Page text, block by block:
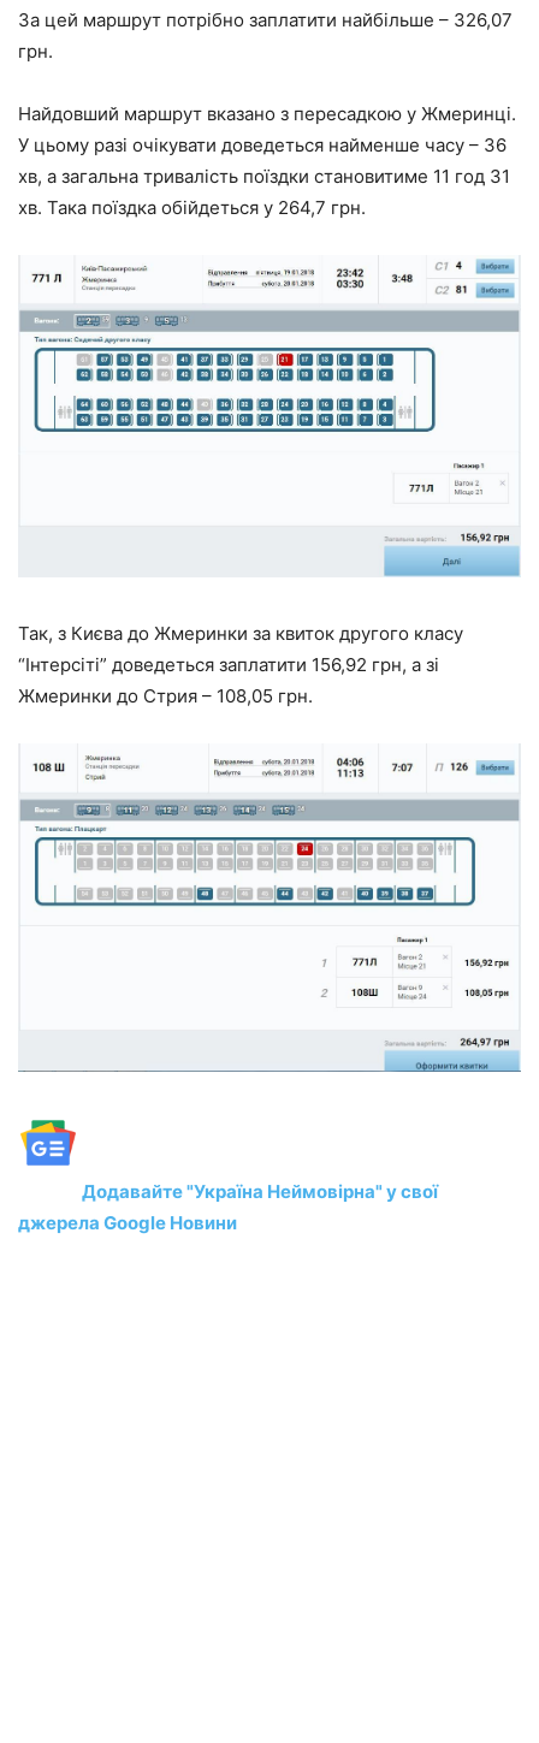
За цей маршрут потрібно заплатити найбільше – 326,07
грн.
Найдовший маршрут вказано з пересадкою у Жмеринці.
У цьому разі очікувати доведеться найменше часу – 36
хв, а загальна тривалість поїздки становитиме 11 год 31
хв. Така поїздка обійдеться у 264,7 грн.
Так, з Києва до Жмеринки за квиток другого класу
“Інтерсіті” доведеться заплатити 156,92 грн, а зі
Жмеринки до Стрия – 108,05 грн.
Додавайте "Україна Неймовірна" у свої
джерела Google Новини